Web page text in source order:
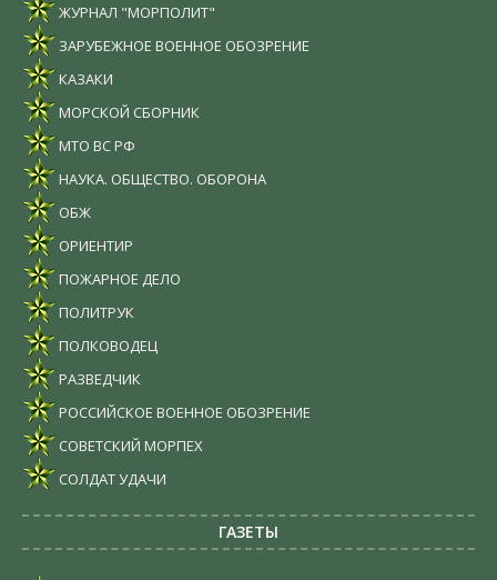
ЖУРНАЛ "МОРПОЛИТ"
ЗАРУБЕЖНОЕ ВОЕННОЕ ОБОЗРЕНИЕ
КАЗАКИ
МОРСКОЙ СБОРНИК
МТО ВС РФ
НАУКА. ОБЩЕСТВО. ОБОРОНА
ОБЖ
ОРИЕНТИР
ПОЖАРНОЕ ДЕЛО
ПОЛИТРУК
ПОЛКОВОДЕЦ
РАЗВЕДЧИК
РОССИЙСКОЕ ВОЕННОЕ ОБОЗРЕНИЕ
СОВЕТСКИЙ МОРПЕХ
СОЛДАТ УДАЧИ
ГАЗЕТЫ